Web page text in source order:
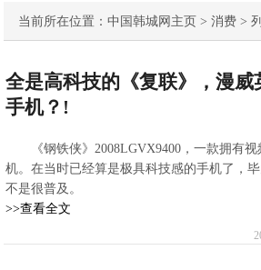
当前所在位置：中国韩城网主页 >消费 >
全是高科技的《复联》，漫威
手机？!
《钢铁侠》2008LGVX9400，一款拥有
机。在当时已经算是极具科技感的手机了，
不是很普及。
>>查看全文